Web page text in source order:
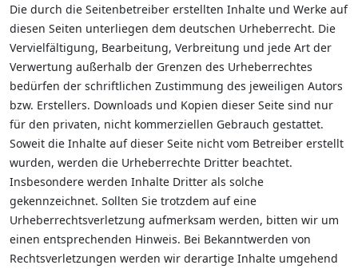
Die durch die Seitenbetreiber erstellten Inhalte und Werke auf
diesen Seiten unterliegen dem deutschen Urheberrecht. Die
Vervielfältigung, Bearbeitung, Verbreitung und jede Art der
Verwertung außerhalb der Grenzen des Urheberrechtes
bedürfen der schriftlichen Zustimmung des jeweiligen Autors
bzw. Erstellers. Downloads und Kopien dieser Seite sind nur
für den privaten, nicht kommerziellen Gebrauch gestattet.
Soweit die Inhalte auf dieser Seite nicht vom Betreiber erstellt
wurden, werden die Urheberrechte Dritter beachtet.
Insbesondere werden Inhalte Dritter als solche
gekennzeichnet. Sollten Sie trotzdem auf eine
Urheberrechtsverletzung aufmerksam werden, bitten wir um
einen entsprechenden Hinweis. Bei Bekanntwerden von
Rechtsverletzungen werden wir derartige Inhalte umgehend